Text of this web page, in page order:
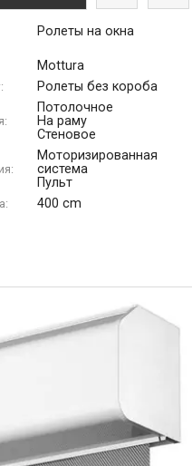
Ролеты на окна
Mottura
Ролеты без короба
Потолочное
На раму
Стеновое
Моторизированная
система
Пульт
400 cm